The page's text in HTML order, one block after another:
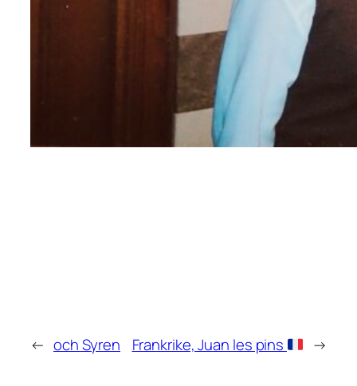
← och Syren Frankrike, Juan les pins →